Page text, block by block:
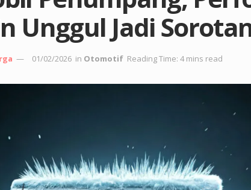
Unggul Jadi
01/02/2026 in Otomotif Reading Time: 4 mins read